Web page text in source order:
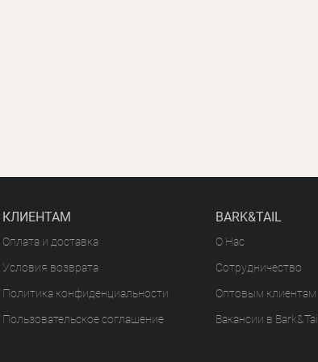
КЛИЕНТАМ
Оплата и доставка
Условия возврата
Политика конфиденциальности
Пользовательское соглашение
BARK&TAIL
О Нас
Сотрудничество
Оптовым клиентам
Вакансии в Bark&Tail